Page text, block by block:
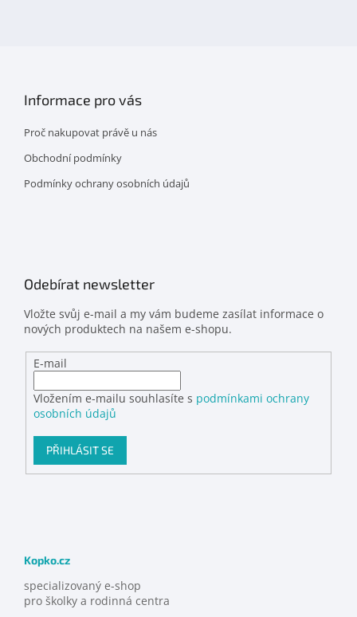
Informace pro vás
Proč nakupovat právě u nás
Obchodní podmínky
Podmínky ochrany osobních údajů
Odebírat newsletter
Vložte svůj e-mail a my vám budeme zasílat informace o
nových produktech na našem e-shopu.
E-mail
Vložením e-mailu souhlasíte s podmínkami ochrany
osobních údajů
PŘIHLÁSIT SE
Kopko.cz
specializovaný e-shop
pro školky a rodinná centra